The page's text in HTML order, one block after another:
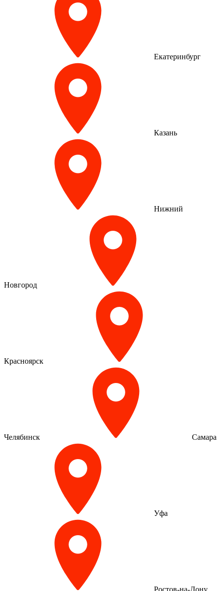
Екатеринбург
Казань
Нижний
Новгород
Красноярск
Челябинск Самара
Уфа
Ростов-на-Дону